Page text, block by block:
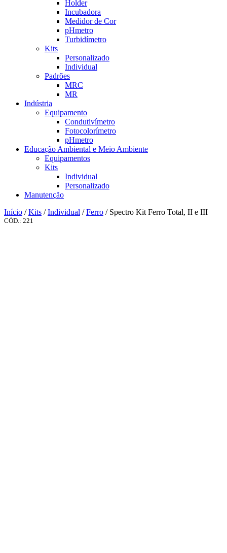
Holder
Incubadora
Medidor de Cor
pHmetro
Turbidímetro
Kits
Personalizado
Individual
Padrões
MRC
MR
Indústria
Equipamento
Condutivímetro
Fotocolorímetro
pHmetro
Educação Ambiental e Meio Ambiente
Equipamentos
Kits
Individual
Personalizado
Manutenção
Início /Kits /Individual /Ferro / Spectro Kit Ferro Total, II e III
CÓD.: 221